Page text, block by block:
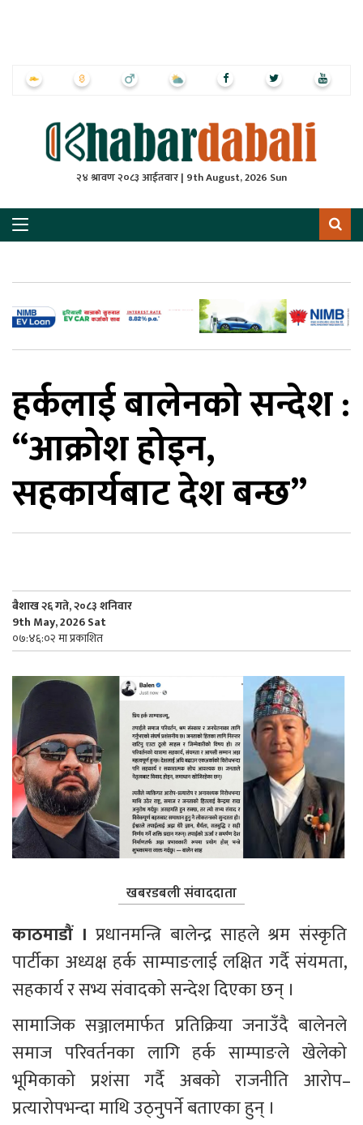
२४ श्रावण २०८३ आईतवार | 9th August, 2026 Sun
हर्कलाई बालेनको सन्देश :
“आक्रोश होइन,
सहकार्यबाट देश बन्छ”
बैशाख २६ गते, २०८३ शनिवार
9th May, 2026 Sat
०७:४६:०२ मा प्रकाशित
खबरडबली संवाददाता
काठमाडौं । प्रधानमन्त्रि बालेन्द्र साहले श्रम संस्कृति
पार्टीका अध्यक्ष हर्क साम्पाङलाई लक्षित गर्दै संयमता,
सहकार्य र सभ्य संवादको सन्देश दिएका छन् ।
सामाजिक सञ्जालमार्फत प्रतिक्रिया जनाउँदै बालेनले
समाज परिवर्तनका लागि हर्क साम्पाङले खेलेको
भूमिकाको प्रशंसा गर्दै अबको राजनीति आरोप–
प्रत्यारोपभन्दा माथि उठ्नुपर्ने बताएका हुन् ।